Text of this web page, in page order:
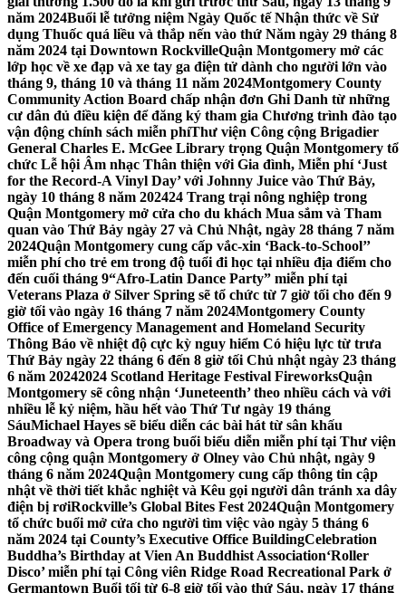
năm 2024Buổi lễ tưởng niệm Ngày Quốc tế Nhận thức về Sử
dụng Thuốc quá liều và thắp nến vào thứ Năm ngày 29 tháng 8
năm 2024 tại Downtown RockvilleQuận Montgomery mở các
lớp học về xe đạp và xe tay ga điện tử dành cho người lớn vào
tháng 9, tháng 10 và tháng 11 năm 2024Montgomery County
Community Action Board chấp nhận đơn Ghi Danh từ những
cư dân đủ điều kiện để đăng ký tham gia Chương trình đào tạo
vận động chính sách miễn phíThư viện Công cộng Brigadier
General Charles E. McGee Library trọng Quận Montgomery tổ
chức Lễ hội Âm nhạc Thân thiện với Gia đình, Miễn phí ‘Just
for the Record-A Vinyl Day’ với Johnny Juice vào Thứ Bảy,
ngày 10 tháng 8 năm 202424 Trang trại nông nghiệp trong
Quận Montgomery mở cửa cho du khách Mua sắm và Tham
quan vào Thứ Bảy ngày 27 và Chủ Nhật, ngày 28 tháng 7 năm
2024Quận Montgomery cung cấp vắc-xin ‘Back-to-School’’
miễn phí cho trẻ em trong độ tuổi đi học tại nhiều địa điểm cho
đến cuối tháng 9“Afro-Latin Dance Party” miễn phí tại
Veterans Plaza ở Silver Spring sẽ tổ chức từ 7 giờ tối cho đến 9
giờ tối vào ngày 16 tháng 7 năm 2024Montgomery County
Office of Emergency Management and Homeland Security
Thông Báo về nhiệt độ cực kỳ nguy hiểm Có hiệu lực từ trưa
Thứ Bảy ngày 22 tháng 6 đến 8 giờ tối Chủ nhật ngày 23 tháng
6 năm 20242024 Scotland Heritage Festival FireworksQuận
Montgomery sẽ công nhận ‘Juneteenth’ theo nhiều cách và với
nhiều lễ kỷ niệm, hầu hết vào Thứ Tư ngày 19 tháng
SáuMichael Hayes sẽ biểu diễn các bài hát từ sân khấu
Broadway và Opera trong buổi biểu diễn miễn phí tại Thư viện
công cộng quận Montgomery ở Olney vào Chủ nhật, ngày 9
tháng 6 năm 2024Quận Montgomery cung cấp thông tin cập
nhật về thời tiết khắc nghiệt và Kêu gọi người dân tránh xa dây
điện bị rơiRockville’s Global Bites Fest 2024Quận Montgomery
tổ chức buổi mở cửa cho người tìm việc vào ngày 5 tháng 6
năm 2024 tại County’s Executive Office BuildingCelebration
Buddha’s Birthday at Vien An Buddhist Association‘Roller
Disco’ miễn phí tại Công viên Ridge Road Recreational Park ở
Germantown Buổi tối từ 6-8 giờ tối vào thứ Sáu, ngày 17 tháng